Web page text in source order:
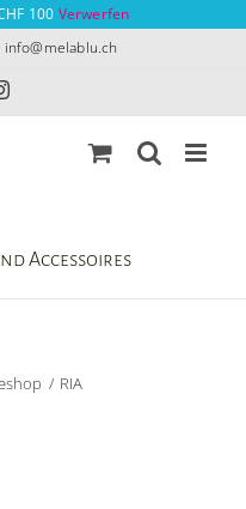
100 Verwerfen
info@melablu.ch
Instagram
Accessoires
RIA